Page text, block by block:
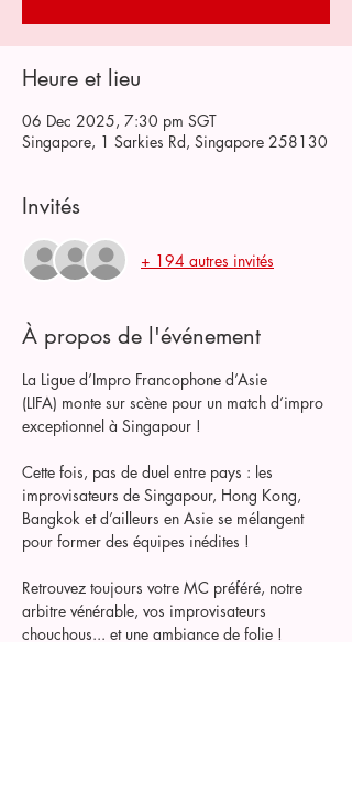
Heure et lieu
06 Dec 2025, 7:30 pm SGT
Singapore, 1 Sarkies Rd, Singapore 258130
Invités
+ 194 autres invités
À propos de l'événement
La Ligue d’Impro Francophone d’Asie
(LIFA) monte sur scène pour un match d’impro
exceptionnel à Singapour !
Cette fois, pas de duel entre pays : les
improvisateurs de Singapour, Hong Kong,
Bangkok et d’ailleurs en Asie se mélangent
pour former des équipes inédites !
Retrouvez toujours votre MC préféré, notre
arbitre vénérable, vos improvisateurs
chouchous... et une ambiance de folie !